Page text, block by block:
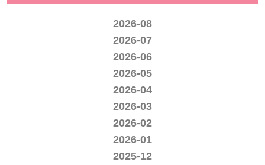
2026-08
2026-07
2026-06
2026-05
2026-04
2026-03
2026-02
2026-01
2025-12